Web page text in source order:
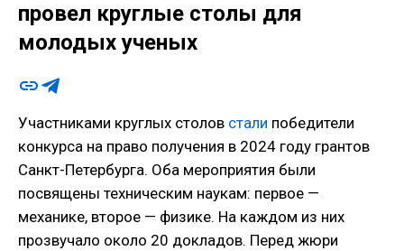
провел круглые столы для
молодых ученых
Участниками круглых столов стали победители
конкурса на право получения в 2024 году грантов
Санкт-Петербурга. Оба мероприятия были
посвящены техническим наукам: первое —
механике, второе — физике. На каждом из них
прозвучало около 20 докладов. Перед жюри